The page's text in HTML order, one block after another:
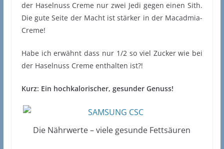
der Haselnuss Creme nur zwei Jedi gegen einen Sith.
Die gute Seite der Macht ist stärker in der Macadmia-
Creme!
Habe ich erwähnt dass nur 1/2 so viel Zucker wie bei
der Haselnuss Creme enthalten ist?!
Kurz: Ein hochkalorischer, gesunder Genuss!
Die Nährwerte – viele gesunde Fettsäuren